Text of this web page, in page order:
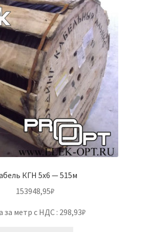
КГН 5х6 — 515м
153948,95₽
за метр с НДС : 298,93₽